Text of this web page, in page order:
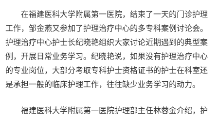
在福建医科大学附属第一医院，结束了一天的门诊护理
工作，邹金燕又参加了护理治疗中心的多专科案例讨论会。
护理治疗中心护士长纪晓艳组织大家讨论近期遇到的典型案
例，开展日常业务学习。纪晓艳说，如果没有护理治疗中心
的专业岗位，大部分考取专科护士资格证书的护士在科室还
是承担一般的临床护理工作，往往缺少业务学习的动力。
福建医科大学附属第一医院护理部主任林蓉金介绍，护